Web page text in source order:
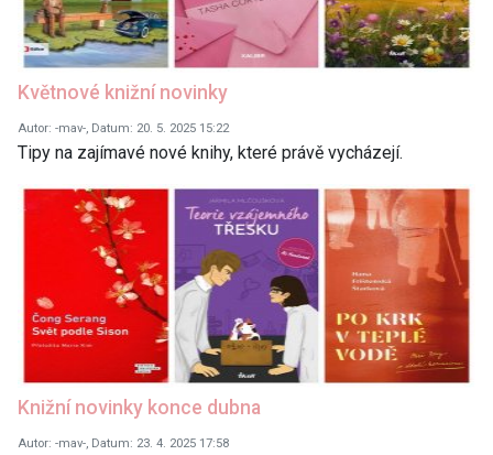
Květnové knižní novinky
Autor: -mav-, Datum: 20. 5. 2025 15:22
Tipy na zajímavé nové knihy, které právě vycházejí.
Knižní novinky konce dubna
Autor: -mav-, Datum: 23. 4. 2025 17:58